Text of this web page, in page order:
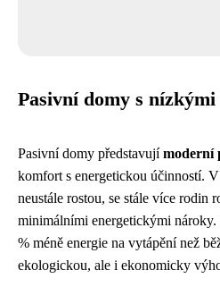
Pasivní domy s
Pasivní domy představujímoderní
komfort s energetickou účinností.
neustále rostou, se stále více rodin
minimálními energetickými nároky.
% méně energie na vytápění než
ekologickou, ale i ekonomicky